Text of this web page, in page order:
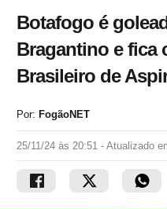
Botafogo é
Bragantino e fica
Brasileiro de
Por: FogãoNET
25/11/24 às 20:51 - Atualizado